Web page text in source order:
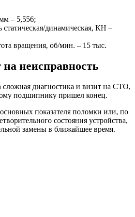
– 5,556;
статическая/динамическая, КН –
вращения, об/мин. – 15 тыс.
неисправность
сложная диагностика и визит на СТО,
подшипнику пришел конец.
показателя поломки или, по
состояния устройства,
замены в ближайшее время.